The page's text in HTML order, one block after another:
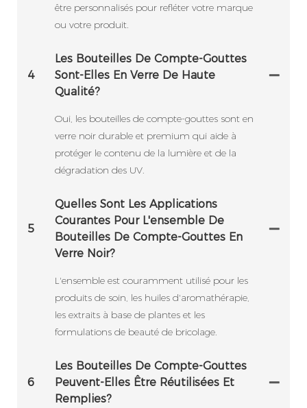
être personnalisés pour refléter votre marque
ou votre produit.
4
Les Bouteilles De Compte-Gouttes
Sont-Elles En Verre De Haute
Qualité?
Oui, les bouteilles de compte-gouttes sont en
verre noir durable et premium qui aide à
protéger le contenu de la lumière et de la
dégradation des UV.
5
Quelles Sont Les Applications
Courantes Pour L'ensemble De
Bouteilles De Compte-Gouttes En
Verre Noir?
L'ensemble est couramment utilisé pour les
produits de soin, les huiles d'aromathérapie,
les extraits à base de plantes et les
formulations de beauté de bricolage.
6
Les Bouteilles De Compte-Gouttes
Peuvent-Elles Être Réutilisées Et
Remplies?